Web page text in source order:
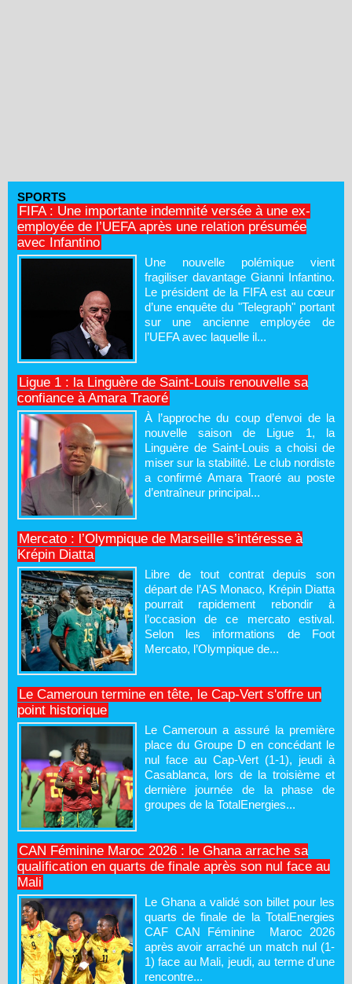
SPORTS
FIFA : Une importante indemnité versée à une ex-
employée de l’UEFA après une relation présumée
avec Infantino
Une nouvelle polémique vient
fragiliser davantage Gianni Infantino.
Le président de la FIFA est au cœur
d’une enquête du "Telegraph" portant
sur une ancienne employée de
l’UEFA avec laquelle il...
Ligue 1 : la Linguère de Saint-Louis renouvelle sa
confiance à Amara Traoré
À l’approche du coup d’envoi de la
nouvelle saison de Ligue 1, la
Linguère de Saint-Louis a choisi de
miser sur la stabilité. Le club nordiste
a confirmé Amara Traoré au poste
d’entraîneur principal...
Mercato : l’Olympique de Marseille s’intéresse à
Krépin Diatta
Libre de tout contrat depuis son
départ de l’AS Monaco, Krépin Diatta
pourrait rapidement rebondir à
l’occasion de ce mercato estival.
Selon les informations de Foot
Mercato, l’Olympique de...
Le Cameroun termine en tête, le Cap-Vert s'offre un
point historique
Le Cameroun a assuré la première
place du Groupe D en concédant le
nul face au Cap-Vert (1-1), jeudi à
Casablanca, lors de la troisième et
dernière journée de la phase de
groupes de la TotalEnergies...
CAN Féminine Maroc 2026 : le Ghana arrache sa
qualification en quarts de finale après son nul face au
Mali
Le Ghana a validé son billet pour les
quarts de finale de la TotalEnergies
CAF CAN Féminine Maroc 2026
après avoir arraché un match nul (1-
1) face au Mali, jeudi, au terme d'une
rencontre...